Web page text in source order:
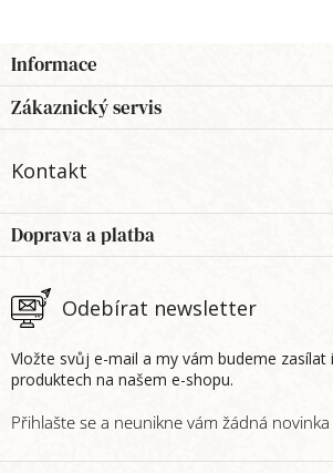
á
p
a
Informace
Zákaznický servis
Kontakt
Odebírat newsletter
Vložte svůj e-mail a my vám budeme
produktech na našem e-shopu.
Doprava a platba